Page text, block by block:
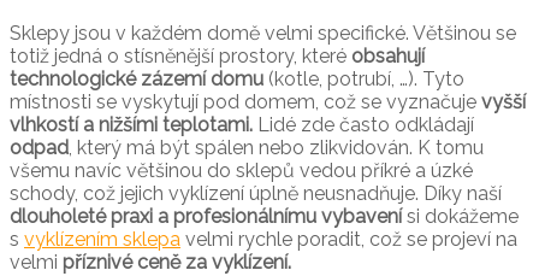
Sklepy jsou v každém domě velmi specifické. Většinou se
totiž jedná o stísněnější prostory, které obsahují
technologické zázemí domu (kotle, potrubí, …). Tyto
místnosti se vyskytují pod domem, což se vyznačuje vyšší
vlhkostí a nižšími teplotami. Lidé zde často odkládají
odpad, který má být spálen nebo zlikvidován. K tomu
všemu navíc většinou do sklepů vedou příkré a úzké
schody, což jejich vyklízení úplně neusnadňuje. Díky naší
dlouholeté praxi a profesionálnímu vybavenísi dokážeme
s vyklízením sklepa velmi rychle poradit, což se projeví na
velmi příznivé ceně za vyklízení.